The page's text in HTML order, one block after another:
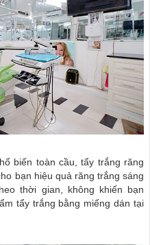
biến toàn cầu, tẩy trắng răng
bạn hiệu quả răng trắng sáng
thời gian, không khiến bạn
tẩy trắng bằng miếng dán tại